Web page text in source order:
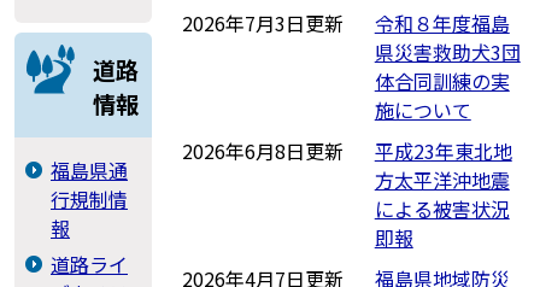
道路
情報
福島県通
行規制情
報
道路ライ
2026年7月3日更新
令和８年度福島
県災害救助犬3団
体合同訓練の実
施について
2026年6月8日更新
平成23年東北地
方太平洋沖地震
による被害状況
即報
2026年4月7日更新
福島県地域防災